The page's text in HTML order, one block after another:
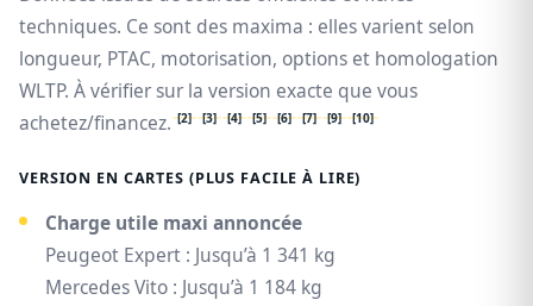
techniques. Ce sont des maxima : elles varient selon
longueur, PTAC, motorisation, options et homologation
WLTP. À vérifier sur la version exacte que vous
achetez/financez. [2] [3] [4] [5] [6] [7] [9] [10]
VERSION EN CARTES (PLUS FACILE À LIRE)
Charge utile maxi annoncée
Peugeot Expert : Jusqu’à 1 341 kg
Mercedes Vito : Jusqu’à 1 184 kg